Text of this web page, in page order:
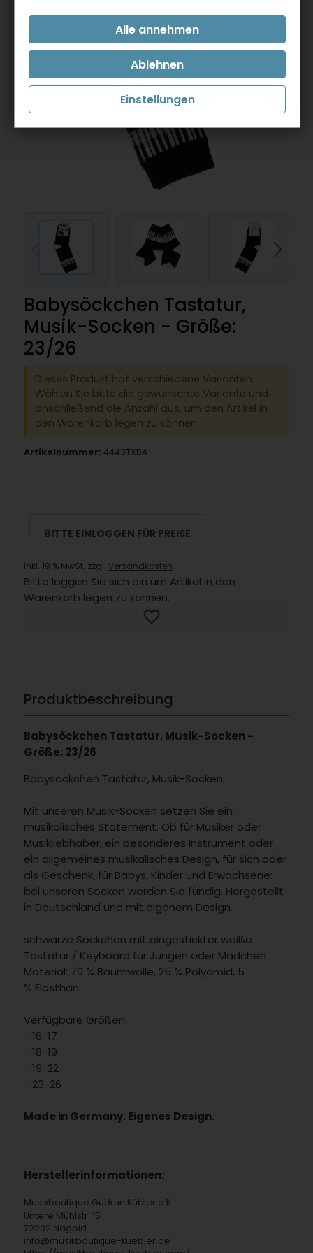
Babysöckchen Tastatur,
Musik-Socken - Größe:
23/26
Dieses Produkt hat verschiedene Varianten.
Wählen Sie bitte die gewünschte Variante und
anschließend die Anzahl aus, um den Artikel in
den Warenkorb legen zu können.
Artikelnummer: 4443TXBA
BITTE EINLOGGEN FÜR PREISE
inkl. 19 % MwSt. zzgl. Versandkosten
Bitte loggen Sie sich ein um Artikel in den
Warenkorb legen zu können.
Produktbeschreibung
Babysöckchen Tastatur, Musik-Socken -
Größe: 23/26
Babysöckchen Tastatur, Musik-Socken
Mit unseren Musik-Socken setzen Sie ein
musikalisches Statement. Ob für Musiker oder
Musikliebhaber, ein besonderes Instrument oder
ein allgemeines musikalisches Design, für sich oder
als Geschenk, für Babys, Kinder und Erwachsene:
bei unseren Socken werden Sie fündig. Hergestellt
in Deutschland und mit eigenem Design.
schwarze Söckchen mit eingestickter weiße
Tastatur / Keyboard für Jungen oder Mädchen
Material: 70 % Baumwolle, 25 % Polyamid, 5
% Elasthan
Verfügbare Größen:
- 16-17
- 18-19
- 19-22
- 23-26
Made in Germany. Eigenes Design.
Herstellerinformationen:
Musikboutique Gudrun Kübler e.K.
Untere Mühlstr. 15
72202 Nagold
info@musikboutique-kuebler.de
Einstellungen